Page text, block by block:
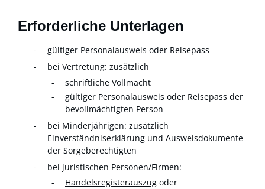
Erforderliche Unterlagen
gültiger Personalausweis oder Reisepass
bei Vertretung: zusätzlich
schriftliche Vollmacht
gültiger Personalausweis oder Reisepass der
bevollmächtigten Person
bei Minderjährigen: zusätzlich
Einverständniserklärung und Ausweisdokumente
der Sorgeberechtigten
bei juristischen Personen/Firmen:
Handelsregisterauszug oder